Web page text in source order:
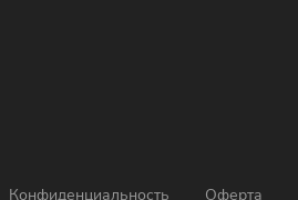
Конфиденциальность Оферта